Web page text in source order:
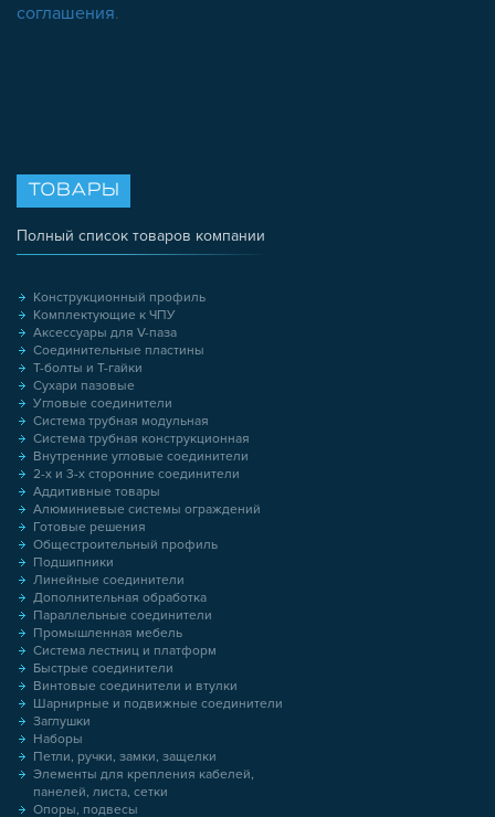
соглашения.
ТОВАРЫ
Полный список товаров компании
Конструкционный профиль
Комплектующие к ЧПУ
Аксессуары для V-паза
Соединительные пластины
Т-болты и Т-гайки
Сухари пазовые
Угловые соединители
Система трубная модульная
Система трубная конструкционная
Внутренние угловые соединители
2-х и 3-х сторонние соединители
Аддитивные товары
Алюминиевые системы ограждений
Готовые решения
Общестроительный профиль
Подшипники
Линейные соединители
Дополнительная обработка
Параллельные соединители
Промышленная мебель
Система лестниц и платформ
Быстрые соединители
Винтовые соединители и втулки
Шарнирные и подвижные соединители
Заглушки
Наборы
Петли, ручки, замки, защелки
Элементы для крепления кабелей,
панелей, листа, сетки
Опоры, подвесы